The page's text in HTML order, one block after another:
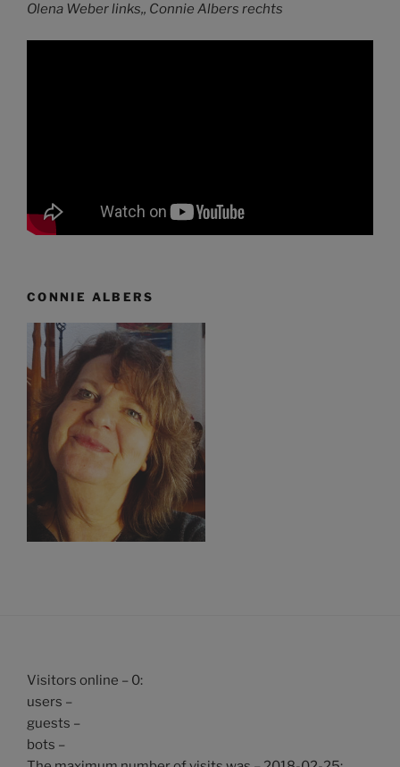
Olena Weber links,, Connie Albers rechts
CONNIE ALBERS
Visitors online – 0:
users –
guests –
bots –